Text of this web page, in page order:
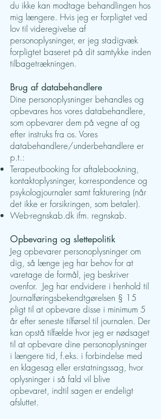
du ikke kan modtage behandlingen hos
mig længere. Hvis jeg er forpligtet ved
lov til videregivelse af
personoplysninger, er jeg stadigvæk
forpligtet baseret på dit samtykke inden
tilbagetrækningen.
Brug af databehandlere
Dine personoplysninger behandles og
opbevares hos vores databehandlere,
som opbevarer dem på vegne af og
efter instruks fra os. Vores
databehandlere/underbehandlere er
p.t.:
Terapeutbooking for aftalebookning,
kontaktoplysninger, korrespondence og
psykologjournaler samt fakturering (når
det ikke er forsikringen, som betaler).
Web-regnskab.dk ifm. regnskab.
Opbevaring og slettepolitik
Jeg opbevarer personoplysninger om
dig, så længe jeg har behov for at
varetage de formål, jeg beskriver
ovenfor. Jeg har endvidere i henhold til
Journalføringsbekendtgørelsen § 15
pligt til at opbevare disse i minimum 5
år efter seneste tilførsel til journalen. Der
kan opstå tilfælde hvor jeg er nødsaget
til at opbevare dine personoplysninger
i længere tid, f.eks. i forbindelse med
en klagesag eller erstatningssag, hvor
oplysninger i så fald vil blive
opbevaret, indtil sagen er endeligt
afsluttet.